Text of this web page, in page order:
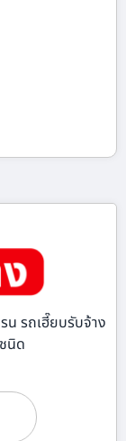
น รถเฮี๊ยบรับจ้าง
นิด